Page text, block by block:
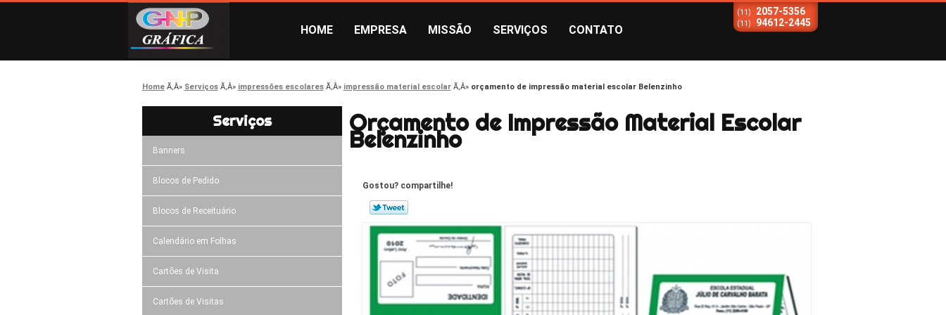
HOME EMPRESA MISSÃO SERVIÇOS CONTATO
(11) 2057-5356
(11) 94612-2445
Home Serviços impressões escolares impressão material escolar orçamento de impressão material escolar Belenzinho
Serviços
Banners
Blocos de Pedido
Blocos de Receituário
Calendário em Folhas
Cartões de Visita
Cartões de Visitas
Orçamento de Impressão Material Escolar
Belenzinho
Gostou? compartilhe!